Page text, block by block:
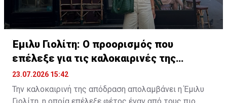
Έμιλυ Γιολίτη: Ο προορισμός που
επέλεξε για τις καλοκαιρινές της
διακοπές
23.07.2026 15:42
Την καλοκαιρινή της απόδραση απολαμβάνει η Έμιλυ
Γιολίτη, η οποία επέλεξε φέτος έναν από τους πιο